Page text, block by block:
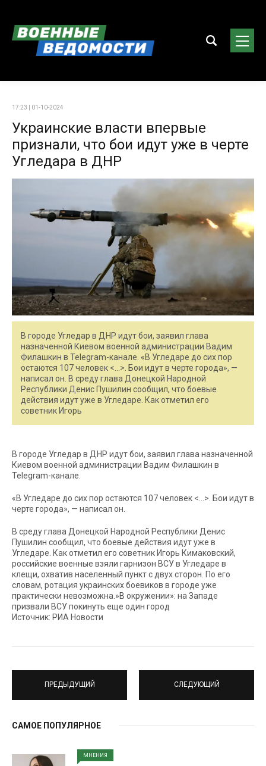
17:23 | 01-10-2024
Украинские власти впервые
признали, что бои идут уже в черте
Угледара в ДНР
В городе Угледар в ДНР идут бои, заявил глава
назначенной Киевом военной администрации Вадим
Филашкин в Telegram-канале. «В Угледаре до сих пор
остаются 107 человек <…>. Бои идут в черте города», —
написал он. В среду глава Донецкой Народной
Республики Денис Пушилин сообщил, что боевые
действия идут уже в Угледаре. Как отметил его
советник Игорь
В городе Угледар в ДНР идут бои, заявил глава назначенной
Киевом военной администрации Вадим Филашкин в
Telegram-канале.
«В Угледаре до сих пор остаются 107 человек <…>. Бои идут в
черте города», — написал он.
В среду глава Донецкой Народной Республики Денис
Пушилин сообщил, что боевые действия идут уже в
Угледаре. Как отметил его советник Игорь Кимаковский,
российские военные взяли гарнизон ВСУ в Угледаре в
клещи, охватив населенный пункт с двух сторон. По его
словам, ротация украинских боевиков в городе уже
практически невозможна.»В окружении»: на Западе
призвали ВСУ покинуть еще один город
Источник: РИА Новости
ПРЕДЫДУЩИЙ СЛЕДУЮЩИЙ
САМОЕ ПОПУЛЯРНОЕ
МНЕНИЯ